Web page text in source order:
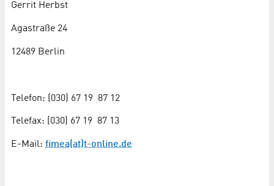
Gerrit Herbst
Agastraße 24
12489 Berlin
Telefon: (030) 67 19 87 12
Telefax: (030) 67 19 87 13
E-Mail: fimea(at)t-online.de